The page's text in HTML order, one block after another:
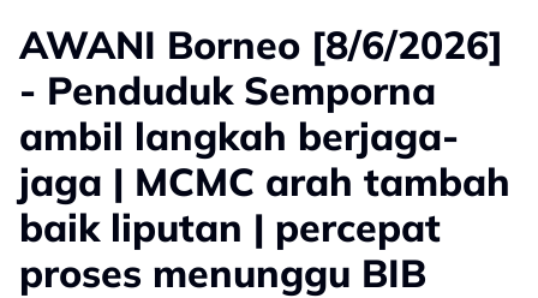
AWANI Borneo [8/6/2026]
- Penduduk Semporna
ambil langkah berjaga-
jaga | MCMC arah tambah
baik liputan | percepat
proses menunggu BIB